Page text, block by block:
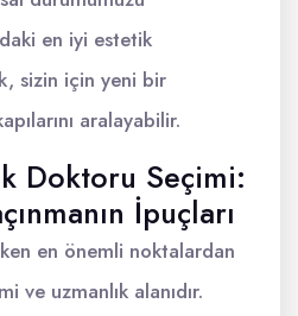
en iyi estetik
sizin için yeni bir
aralayabilir.
Doktoru Seçimi:
İpuçları
en önemli noktalardan
ve uzmanlık alanıdır.